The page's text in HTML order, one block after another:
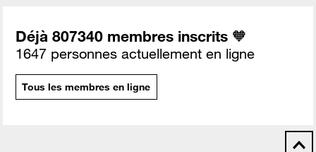
Déjà 807340 membres inscrits 🧡
1647 personnes actuellement en ligne
Tous les membres en ligne